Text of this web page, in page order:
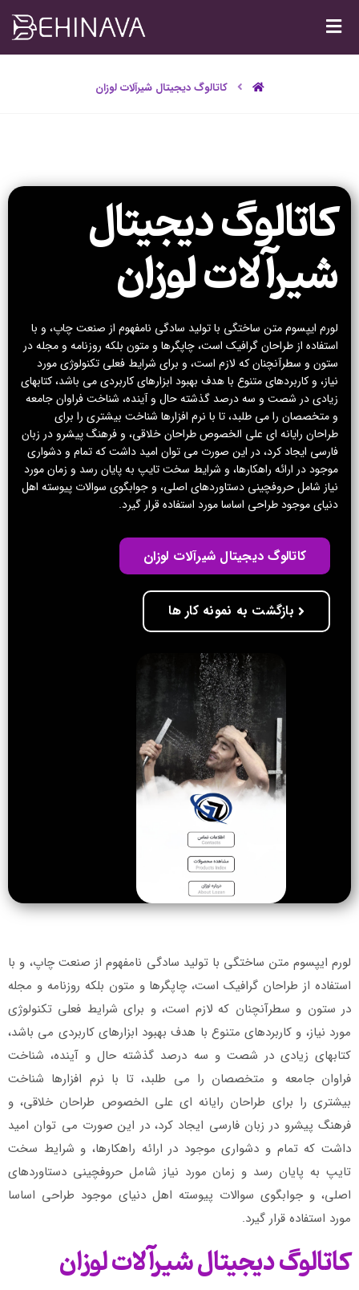
کاتالوگ دیجیتال شیرآلات لوزان
کاتالوگ دیجیتال
شیرآلات لوزان
لورم ایپسوم متن ساختگی با تولید سادگی نامفهوم از صنعت چاپ، و با
استفاده از طراحان گرافیک است، چاپگرها و متون بلکه روزنامه و مجله در
ستون و سطرآنچنان که لازم است، و برای شرایط فعلی تکنولوژی مورد
نیاز، و کاربردهای متنوع با هدف بهبود ابزارهای کاربردی می باشد، کتابهای
زیادی در شصت و سه درصد گذشته حال و آینده، شناخت فراوان جامعه
و متخصصان را می طلبد، تا با نرم افزارها شناخت بیشتری را برای
طراحان رایانه ای علی الخصوص طراحان خلاقی، و فرهنگ پیشرو در زبان
فارسی ایجاد کرد، در این صورت می توان امید داشت که تمام و دشواری
موجود در ارائه راهکارها، و شرایط سخت تایپ به پایان رسد و زمان مورد
نیاز شامل حروفچینی دستاوردهای اصلی، و جوابگوی سوالات پیوسته اهل
دنیای موجود طراحی اساسا مورد استفاده قرار گیرد.
کاتالوگ دیجیتال شیرآلات لوزان
بازگشت به نمونه کار ها
لورم ایپسوم متن ساختگی با تولید سادگی نامفهوم از صنعت چاپ، و با
استفاده از طراحان گرافیک است، چاپگرها و متون بلکه روزنامه و مجله
در ستون و سطرآنچنان که لازم است، و برای شرایط فعلی تکنولوژی
مورد نیاز، و کاربردهای متنوع با هدف بهبود ابزارهای کاربردی می باشد،
کتابهای زیادی در شصت و سه درصد گذشته حال و آینده، شناخت
فراوان جامعه و متخصصان را می طلبد، تا با نرم افزارها شناخت
بیشتری را برای طراحان رایانه ای علی الخصوص طراحان خلاقی، و
فرهنگ پیشرو در زبان فارسی ایجاد کرد، در این صورت می توان امید
داشت که تمام و دشواری موجود در ارائه راهکارها، و شرایط سخت
تایپ به پایان رسد و زمان مورد نیاز شامل حروفچینی دستاوردهای
اصلی، و جوابگوی سوالات پیوسته اهل دنیای موجود طراحی اساسا
مورد استفاده قرار گیرد.
کاتالوگ دیجیتال شیرآلات لوزان